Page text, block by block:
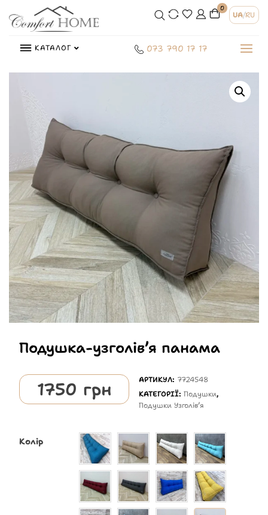
0
UA/RU
КАТАЛОГ 073 790 17 17
Подушка-узголівʼя панама
1750 грн АРТИКУЛ: 7724548
КАТЕГОРІЇ:Подушки,
Подушки Узголівʼя
Колір